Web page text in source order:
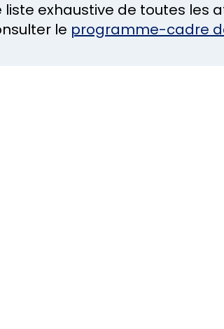
liste exhaustive de toutes les
le programme-cadre